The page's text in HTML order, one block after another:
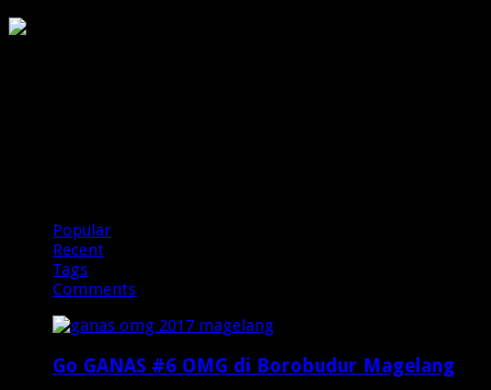
Popular
Recent
Tags
Comments
Go GANAS #6 OMG di Borobudur Magelang